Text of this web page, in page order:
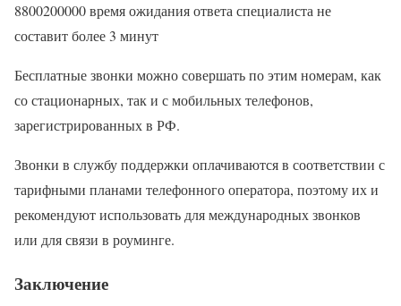
8800200000 время ожидания ответа специалиста не
составит более 3 минут
Бесплатные звонки можно совершать по этим номерам, как
со стационарных, так и с мобильных телефонов,
зарегистрированных в РФ.
Звонки в службу поддержки оплачиваются в соответствии с
тарифными планами телефонного оператора, поэтому их и
рекомендуют использовать для международных звонков
или для связи в роуминге.
Заключение